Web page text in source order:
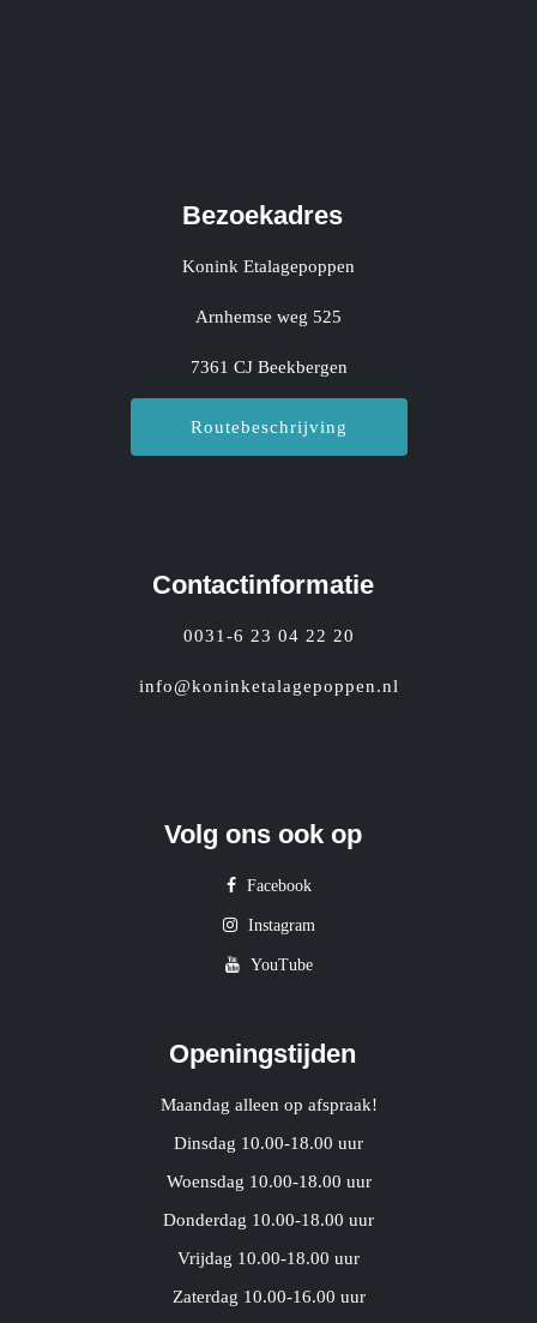
Bezoekadres
Konink Etalagepoppen
Arnhemse weg 525
7361 CJ Beekbergen
Routebeschrijving
Contactinformatie
0031-6 23 04 22 20
info@koninketalagepoppen.nl
Volg ons ook op
Facebook
Instagram
YouTube
Openingstijden
Maandag alleen op afspraak!
Dinsdag 10.00-18.00 uur
Woensdag 10.00-18.00 uur
Donderdag 10.00-18.00 uur
Vrijdag 10.00-18.00 uur
Zaterdag 10.00-16.00 uur